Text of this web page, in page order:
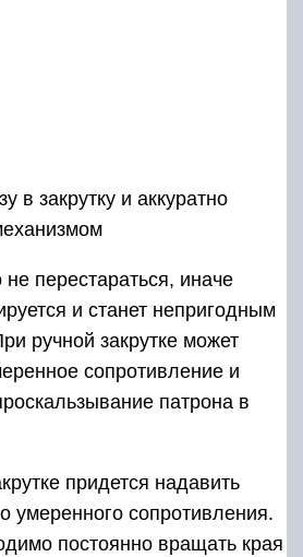
в закрутку и аккуратно
перестараться, иначе
и станет непригодным
ручной закрутке может
сопротивление и
патрона в
придется надавить
умеренного сопротивления.
постоянно вращать края